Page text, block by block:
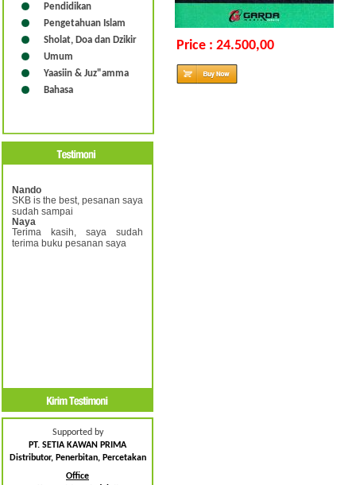
Price : 24.500,00
Pendidikan
Pengetahuan Islam
Sholat, Doa dan Dzikir
Umum
Yaasiin & Juz"amma
Bahasa
Supported by
PT. SETIA KAWAN PRIMA
Distributor, Penerbitan, Percetakan
Office
Nando
SKB is the best, pesanan saya
sudah sampai
Naya
Terima kasih, saya sudah
terima buku pesanan saya